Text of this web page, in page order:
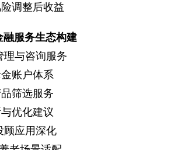
调整后收益
融服务生态构建
理与咨询服务
账户体系
筛选服务
优化建议
顾应用深化